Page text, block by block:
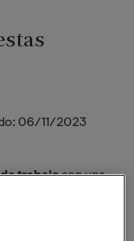
06/11/2023
de trabajoson una
la
organizaciones.